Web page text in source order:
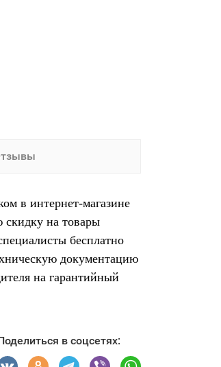
в интернет-магазине
на товары
бесплатно
документацию
на гарантийный
в соцсетях: